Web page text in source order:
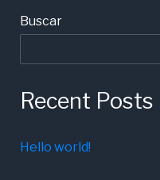
Buscar
Recent Posts
Hello world!